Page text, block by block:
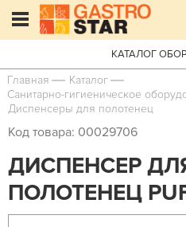
КАТАЛОГ
Главная
Каталог
Санитарно-гигиеническое
Диспенсеры для полотенец
Код товара: 00029706
ДИСПЕНСЕР
ПОЛОТЕНЕЦ